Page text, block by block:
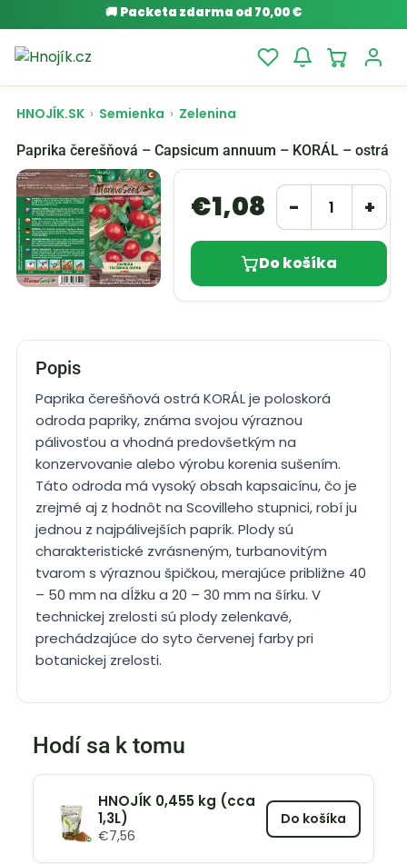
🚚 Packeta zdarma od 70,00 €
HNOJÍK.SK › Semienka › Zelenina
Paprika čerešňová – Capsicum annuum – KORÁL – ostrá
€1,08 − +
Do košíka
Popis
Paprika čerešňová ostrá KORÁL je poloskorá
odroda papriky, známa svojou výraznou
pálivosťou a vhodná predovšetkým na
konzervovanie alebo výrobu korenia sušením.
Táto odroda má vysoký obsah kapsaicínu, čo je
zrejmé aj z hodnôt na Scovilleho stupnici, robí ju
jednou z najpálivejších paprík. Plody sú
charakteristické zvrásneným, turbanovitým
tvarom s výraznou špičkou, merajúce približne 40
– 50 mm na dĺžku a 20 – 30 mm na šírku. V
technickej zrelosti sú plody zelenkavé,
prechádzajúce do syto červenej farby pri
botanickej zrelosti.
Hodí sa k tomu
HNOJÍK 0,455 kg (cca
1,3L)
€7,56
Do košíka